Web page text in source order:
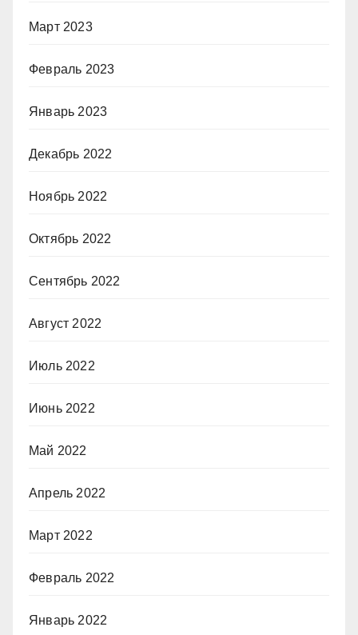
Март 2023
Февраль 2023
Январь 2023
Декабрь 2022
Ноябрь 2022
Октябрь 2022
Сентябрь 2022
Август 2022
Июль 2022
Июнь 2022
Май 2022
Апрель 2022
Март 2022
Февраль 2022
Январь 2022